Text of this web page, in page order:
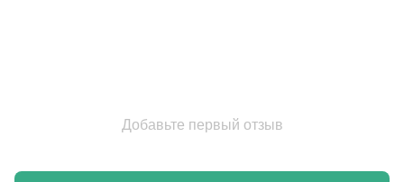
Добавьте первый отзыв